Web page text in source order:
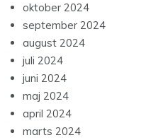
oktober 2024
september 2024
august 2024
juli 2024
juni 2024
maj 2024
april 2024
marts 2024